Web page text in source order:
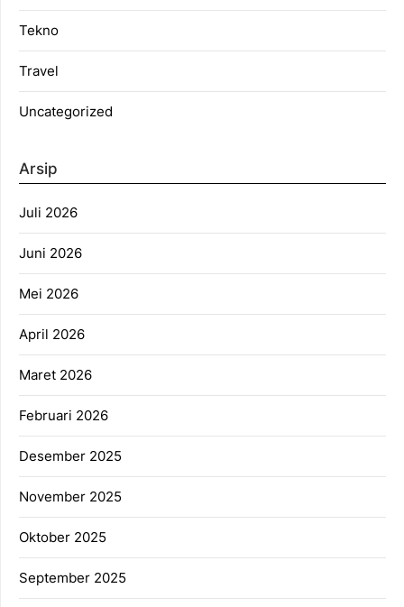
Tekno
Travel
Uncategorized
Arsip
Juli 2026
Juni 2026
Mei 2026
April 2026
Maret 2026
Februari 2026
Desember 2025
November 2025
Oktober 2025
September 2025